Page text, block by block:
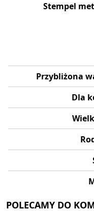
Stempel
Przybliżona
Dla
POLECAMY DO